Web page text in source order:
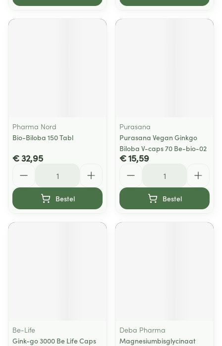
Pharma Nord
Bio-Biloba 150 Tabl
€ 32,95
Bestel
Purasana
Purasana Vegan Ginkgo
Biloba V-caps 70 Be-bio-02
€ 15,59
Bestel
Be-Life
Gink-go 3000 Be Life Caps
Deba Pharma
Magnesiumbisglycinaat